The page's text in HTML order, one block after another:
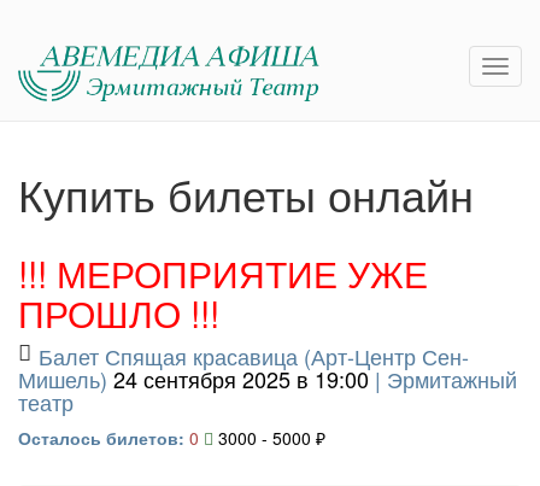
Купить билеты онлайн
!!! МЕРОПРИЯТИЕ УЖЕ
ПРОШЛО !!!
Балет Спящая красавица (Арт-Центр Сен-
Мишель) 24 сентября 2025 в 19:00 | Эрмитажный
театр
Осталось билетов: 0 3000 - 5000 ₽